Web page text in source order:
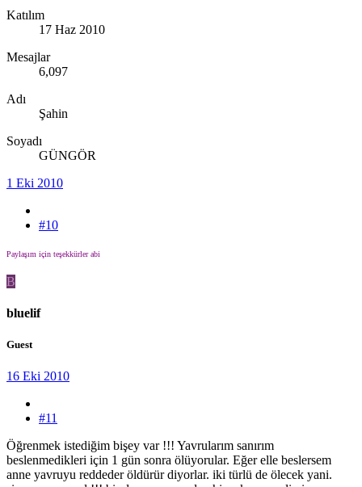
Katılım
17 Haz 2010
Mesajlar
6,097
Adı
Şahin
Soyadı
GÜNGÖR
1 Eki 2010
#10
Paylaşım için teşekkürler abi
B
bluelif
Guest
16 Eki 2010
#11
Öğrenmek istediğim bişey var !!! Yavrularım sanırım
beslenmedikleri için 1 gün sonra ölüyorular. Eğer elle beslersem
anne yavruyu reddeder öldürür diyorlar. iki türlü de ölecek yani.